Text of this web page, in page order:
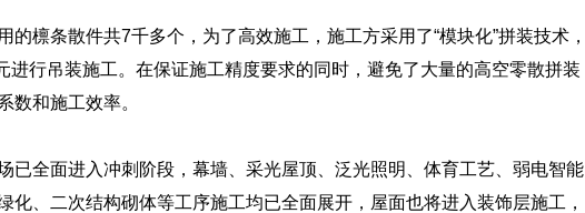
的檩条散件共7千多个，为了高效施工，施工方采用了“模块化”拼装技术，
进行吊装施工。在保证施工精度要求的同时，避免了大量的高空零散拼装
数和施工效率。
已全面进入冲刺阶段，幕墙、采光屋顶、泛光照明、体育工艺、弱电智能
化、二次结构砌体等工序施工均已全面展开，屋面也将进入装饰层施工，